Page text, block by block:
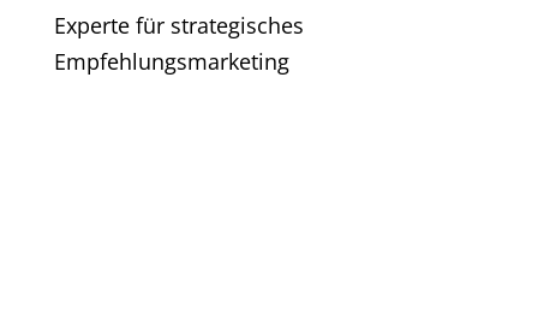
Experte für strategisches
Empfehlungsmarketing